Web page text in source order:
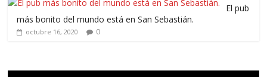
El pub
más bonito del mundo está en San Sebastián.
octubre 16, 2020 0